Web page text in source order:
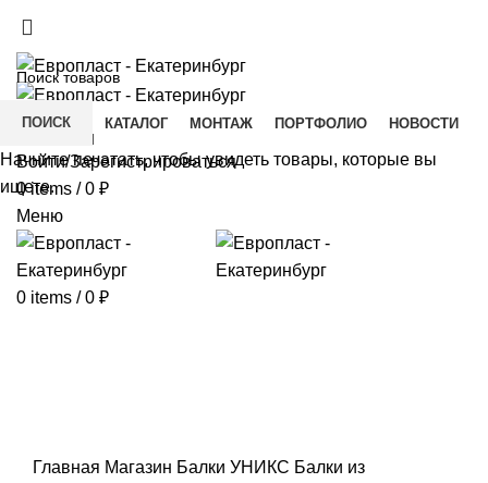
ГЛАВНАЯ КАТАЛОГ МОНТАЖ ПОРТФОЛИО
НОВОСТИ
КОНТАКТЫ
Войти/Зарегистрироваться
0items / 0 ₽
Меню
0 items / 0 ₽
Главная Магазин Балки УНИКС Балки из
ПОИСК
Начните печатать, чтобы увидеть товары, которые вы
ищете.